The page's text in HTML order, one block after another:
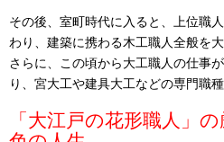
その後、室町時代に入ると、上位職
わり、建築に携わる木工職人全般を
さらに、この頃から大工職人の仕事
り、宮大工や建具大工などの専門職
「大江戸の花形職人」